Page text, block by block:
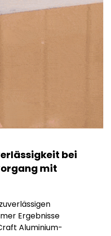
bei
mit
Ergebnisse
Aluminium-